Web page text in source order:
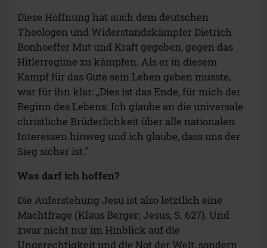
Diese Hoffnung hat auch dem deutschen
Theologen und Widerstandskämpfer Dietrich
Bonhoeffer Mut und Kraft gegeben, gegen das
Hitlerregime zu kämpfen. Als er in diesem
Kampf für das Gute sein Leben geben musste,
war für ihn klar: „Dies ist das Ende, für mich der
Beginn des Lebens. Ich glaube an die universale
christliche Brüderlichkeit über alle nationalen
Interessen hinweg und ich glaube, dass uns der
Sieg sicher ist."
Was darf ich hoffen?
Die Auferstehung Jesu ist also letztlich eine
Machtfrage (Klaus Berger; Jesus, S. 627). Und
zwar nicht nur im Hinblick auf die
Ungerechtigkeit und die Not der Welt, sondern